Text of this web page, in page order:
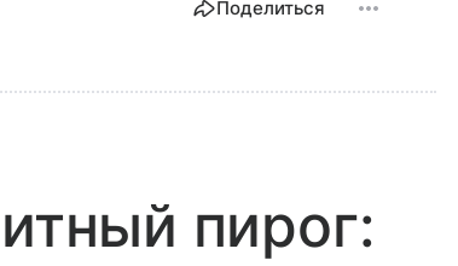
Поделиться
пирог: